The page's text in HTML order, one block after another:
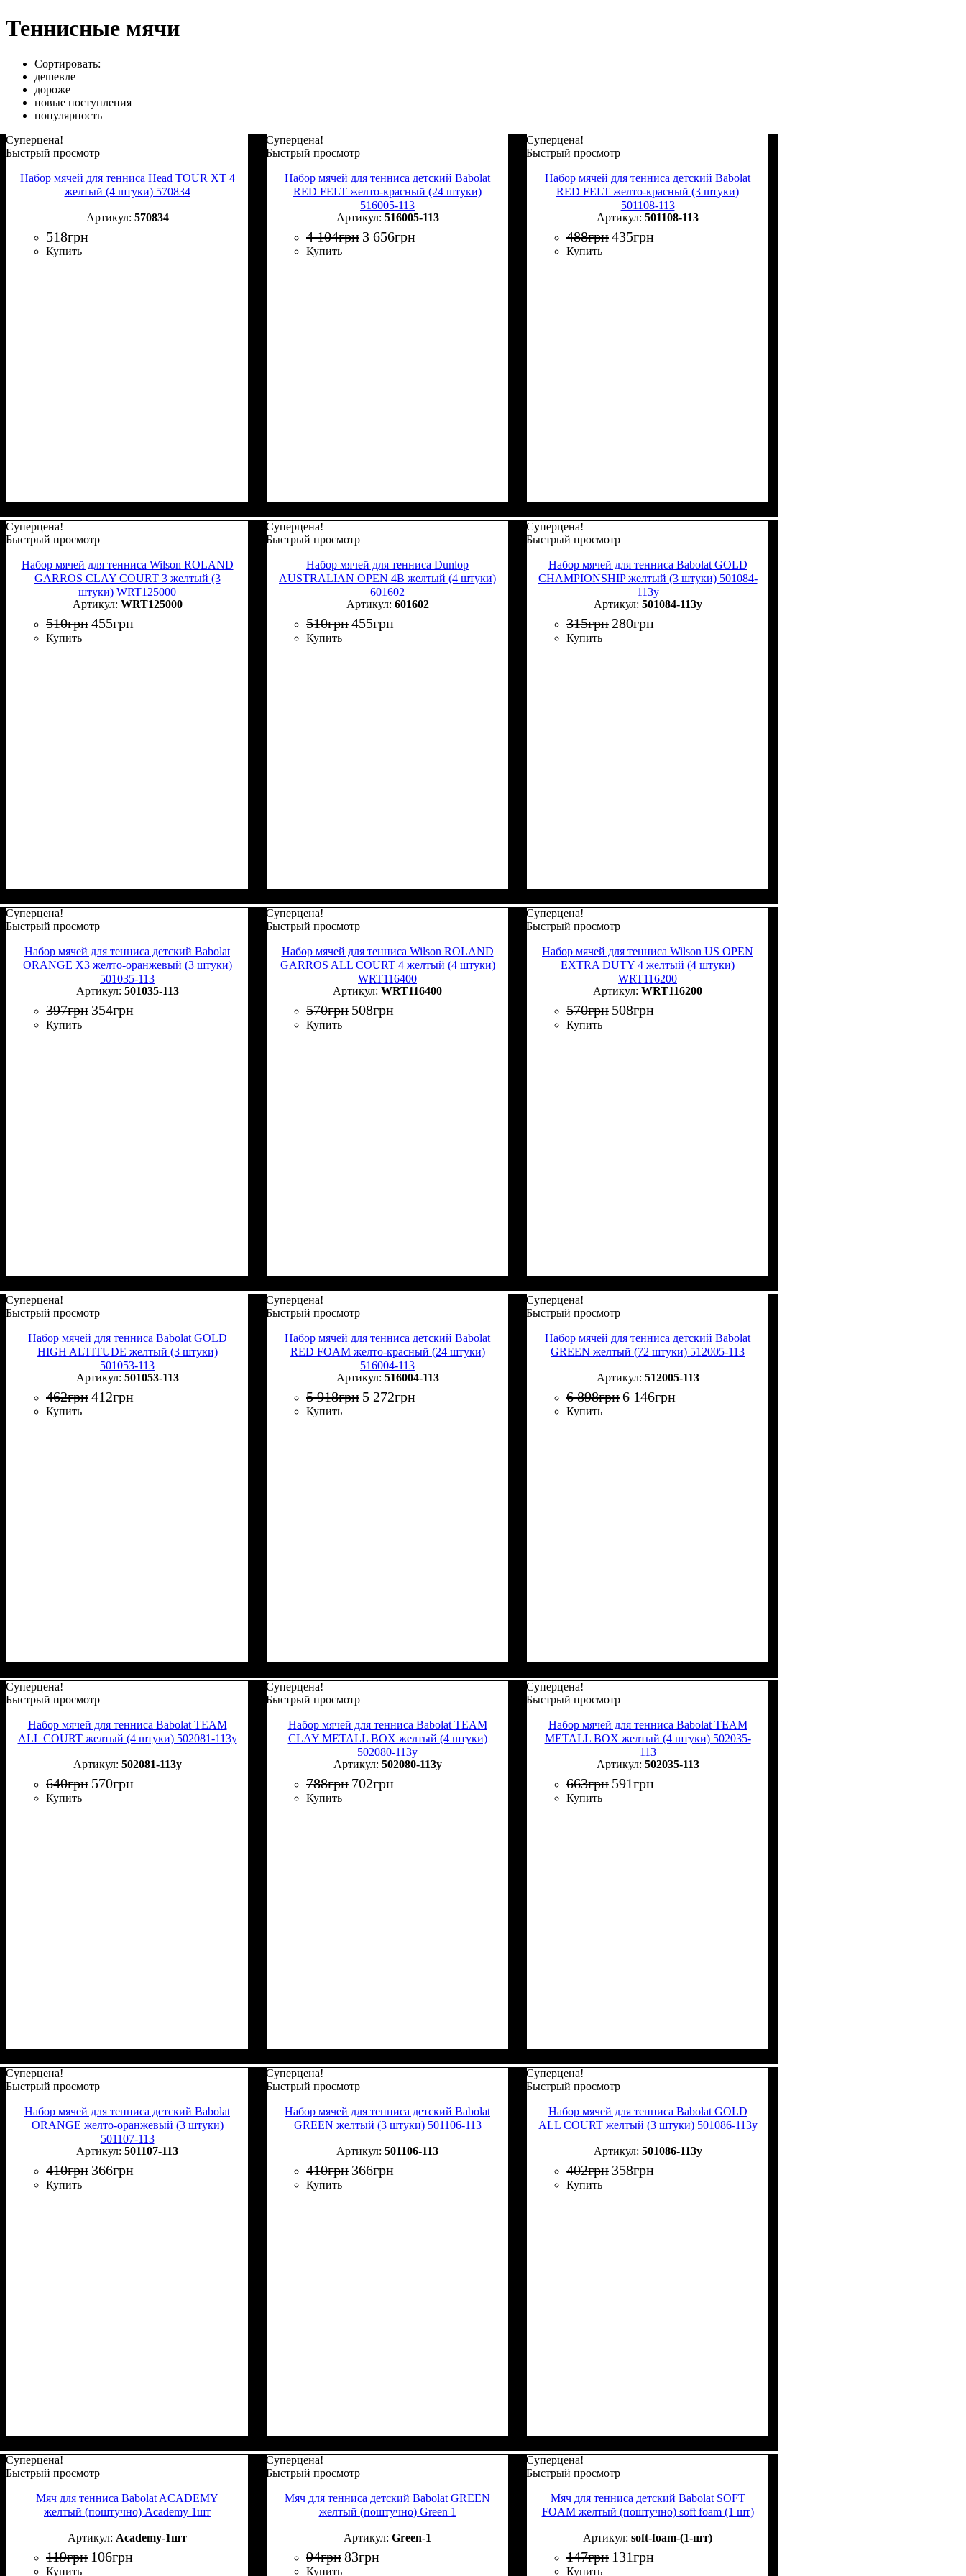
Теннисные мячи
Сортировать:
дешевле
дороже
новые поступления
популярность
Суперцена!
Быстрый просмотр
Набор мячей для тенниса Head TOUR XT 4
желтый (4 штуки) 570834
570834
518грн
Купить
Суперцена!
Быстрый просмотр
Набор мячей для тенниса детский Babolat
RED FELT желто-красный (24 штуки)
516005-113
516005-113
4 104грн 3 656грн
Купить
Суперцена!
Быстрый просмотр
Набор мячей для тенниса детский Babolat
RED FELT желто-красный (3 штуки)
501108-113
501108-113
488грн435грн
Купить
Суперцена!
Быстрый просмотр
Набор мячей для тенниса Wilson ROLAND
GARROS CLAY COURT 3 желтый (3
штуки) WRT125000
WRT125000
510грн455грн
Купить
Суперцена!
Быстрый просмотр
Набор мячей для тенниса Dunlop
AUSTRALIAN OPEN 4B желтый (4 штуки)
601602
601602
510грн455грн
Купить
Суперцена!
Быстрый просмотр
Набор мячей для тенниса Babolat GOLD
CHAMPIONSHIP желтый (3 штуки) 501084-
113y
501084-113y
315грн 280грн
Купить
Суперцена!
Быстрый просмотр
Набор мячей для тенниса детский Babolat
ORANGE X3 желто-оранжевый (3 штуки)
501035-113
501035-113
397грн 354грн
Купить
Суперцена!
Быстрый просмотр
Набор мячей для тенниса Wilson ROLAND
GARROS ALL COURT 4 желтый (4 штуки)
WRT116400
WRT116400
570грн 508грн
Купить
Суперцена!
Быстрый просмотр
Набор мячей для тенниса Wilson US OPEN
EXTRA DUTY 4 желтый (4 штуки)
WRT116200
WRT116200
570грн 508грн
Купить
Суперцена!
Быстрый просмотр
Набор мячей для тенниса Babolat GOLD
HIGH ALTITUDE желтый (3 штуки)
501053-113
501053-113
462грн412грн
Купить
Суперцена!
Быстрый просмотр
Набор мячей для тенниса детский Babolat
RED FOAM желто-красный (24 штуки)
516004-113
516004-113
5 918грн 5 272грн
Купить
Суперцена!
Быстрый просмотр
Набор мячей для тенниса детский Babolat
GREEN желтый (72 штуки) 512005-113
512005-113
6 898грн6 146грн
Купить
Суперцена!
Быстрый просмотр
Набор мячей для тенниса Babolat TEAM
ALL COURT желтый (4 штуки) 502081-113y
502081-113y
640грн 570грн
Купить
Суперцена!
Быстрый просмотр
Набор мячей для тенниса Babolat TEAM
CLAY METALL BOX желтый (4 штуки)
502080-113y
502080-113y
788грн 702грн
Купить
Суперцена!
Быстрый просмотр
Набор мячей для тенниса Babolat TEAM
METALL BOX желтый (4 штуки) 502035-
113
502035-113
663грн 591грн
Купить
Суперцена!
Быстрый просмотр
Набор мячей для тенниса детский Babolat
ORANGE желто-оранжевый (3 штуки)
501107-113
501107-113
410грн 366грн
Купить
Суперцена!
Быстрый просмотр
Набор мячей для тенниса детский Babolat
GREEN желтый (3 штуки) 501106-113
501106-113
410грн 366грн
Купить
Суперцена!
Быстрый просмотр
Набор мячей для тенниса Babolat GOLD
ALL COURT желтый (3 штуки) 501086-113y
501086-113y
402грн 358грн
Купить
Суперцена!
Быстрый просмотр
Мяч для тенниса Babolat ACADEMY
желтый (поштучно) Academy 1шт
Academy-1шт
119грн 106грн
Купить
Суперцена!
Быстрый просмотр
Мяч для тенниса детский Babolat GREEN
желтый (поштучно) Green 1
Green-1
94грн83грн
Купить
Суперцена!
Быстрый просмотр
Мяч для тенниса детский Babolat SOFT
FOAM желтый (поштучно) soft foam (1 шт)
soft-foam-(1-шт)
147грн 131грн
Купить